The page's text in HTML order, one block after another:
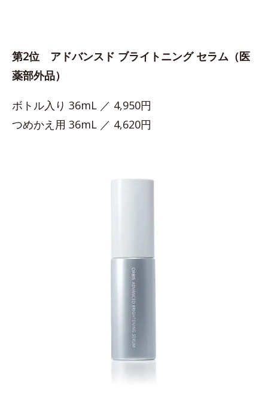
第2位 アドバンスド ブライトニング セラム（医
薬部外品）
ボトル入り 36mL ／ 4,950円
つめかえ用 36mL ／ 4,620円